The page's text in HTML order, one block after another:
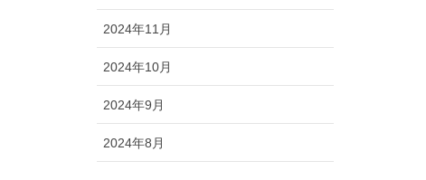
2024年11月
2024年10月
2024年9月
2024年8月